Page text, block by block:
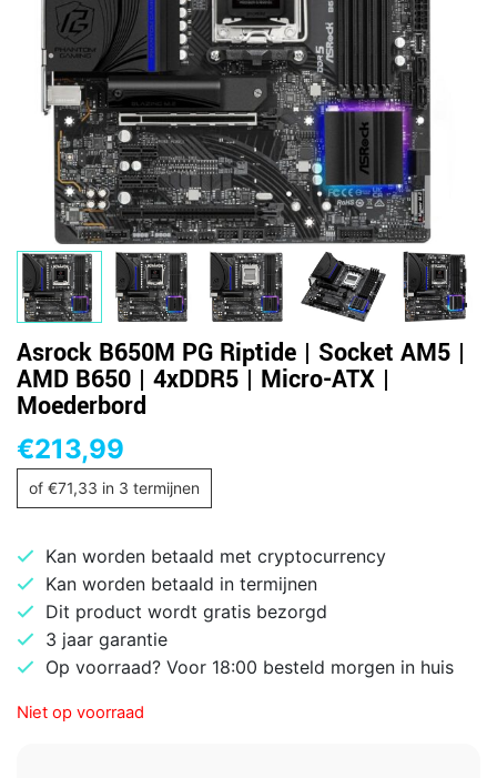
Asrock B650M PG Riptide | Socket AM5 |
AMD B650 | 4xDDR5 | Micro-ATX |
Moederbord
€213,99
of €71,33 in 3 termijnen
Kan worden betaald met cryptocurrency
Kan worden betaald in termijnen
Dit product wordt gratis bezorgd
3 jaar garantie
Op voorraad? Voor 18:00 besteld morgen in huis
Niet op voorraad